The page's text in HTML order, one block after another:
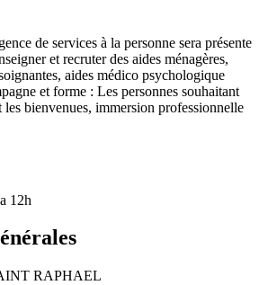
de services à la personne sera présente
et recruter des aides ménagères,
aides médico psychologique
et forme : Les personnes souhaitant
bienvenues, immersion professionnelle
12h
RAPHAEL